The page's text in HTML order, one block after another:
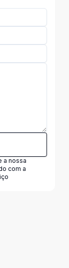
a nossa
com a